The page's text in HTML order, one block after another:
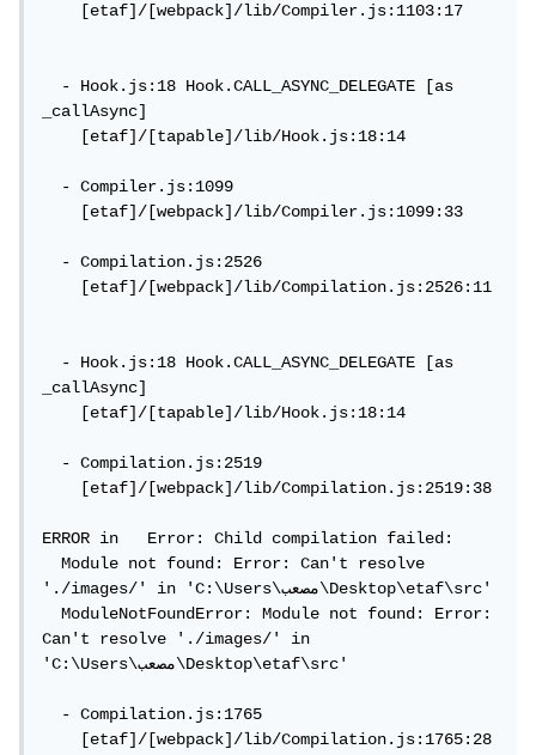
[etaf]/[webpack]/lib/Compiler.js:1103:17
- Hook.js:18 Hook.CALL_ASYNC_DELEGATE [as
_callAsync]
[etaf]/[tapable]/lib/Hook.js:18:14
- Compiler.js:1099
[etaf]/[webpack]/lib/Compiler.js:1099:33
- Compilation.js:2526
[etaf]/[webpack]/lib/Compilation.js:2526:11
- Hook.js:18 Hook.CALL_ASYNC_DELEGATE [as
_callAsync]
[etaf]/[tapable]/lib/Hook.js:18:14
- Compilation.js:2519
[etaf]/[webpack]/lib/Compilation.js:2519:38
ERROR in   Error: Child compilation failed:
Module not found: Error: Can't resolve
'./images/' in 'C:\Users\مصعب\Desktop\etaf\src'
ModuleNotFoundError: Module not found: Error:
Can't resolve './images/' in
'C:\Users\مصعب\Desktop\etaf\src'
- Compilation.js:1765
[etaf]/[webpack]/lib/Compilation.js:1765:28